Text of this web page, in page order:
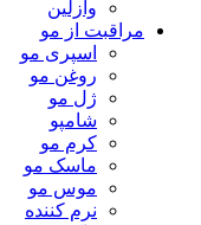
وازلین
مراقبت از مو
اسپری مو
روغن مو
ژل مو
شامپو
کرم مو
ماسک مو
موس مو
نرم کننده